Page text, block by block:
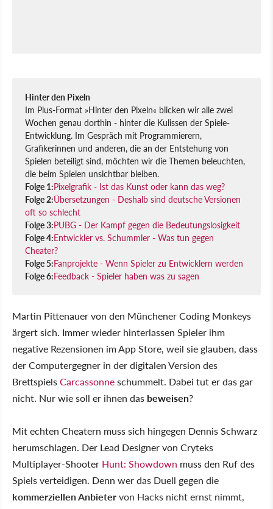
Hinter den Pixeln
Im Plus-Format »Hinter den Pixeln« blicken wir alle zwei
Wochen genau dorthin - hinter die Kulissen der Spiele-
Entwicklung. Im Gespräch mit Programmierern,
Grafikerinnen und anderen, die an der Entstehung von
Spielen beteiligt sind, möchten wir die Themen beleuchten,
die beim Spielen unsichtbar bleiben.
Folge 1:Pixelgrafik - Ist das Kunst oder kann das weg?
Folge 2:Übersetzungen - Deshalb sind deutsche Versionen
oft so schlecht
Folge 3:PUBG - Der Kampf gegen die Bedeutungslosigkeit
Folge 4:Entwickler vs. Schummler - Was tun gegen
Cheater?
Folge 5:Fanprojekte - Wenn Spieler zu Entwicklern werden
Folge 6:Feedback - Spieler haben was zu sagen
Martin Pittenauer von den Münchener Coding Monkeys
ärgert sich. Immer wieder hinterlassen Spieler ihm
negative Rezensionen im App Store, weil sie glauben, dass
der Computergegner in der digitalen Version des
BrettspielsCarcassonneschummelt. Dabei tut er das gar
nicht. Nur wie soll er ihnen das beweisen?
Mit echten Cheatern muss sich hingegen Dennis Schwarz
herumschlagen. Der Lead Designer von Cryteks
Multiplayer-Shooter Hunt: Showdown muss den Ruf des
Spiels verteidigen. Denn wer das Duell gegen die
kommerziellen Anbietervon Hacks nicht ernst nimmt,